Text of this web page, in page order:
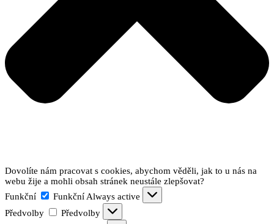
Dovolíte nám pracovat s cookies, abychom věděli, jak to u nás na
webu žije a mohli obsah stránek neustále zlepšovat?
Funkční
FunkčníAlways active
Předvolby
Předvolby